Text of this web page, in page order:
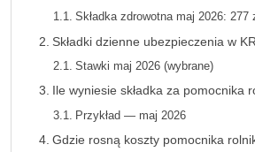
Składka zdrowotna maj 2026: 277
Składki dzienne ubezpieczenia w
Stawki maj 2026 (wybrane)
Ile wyniesie składka za pomocnika
Przykład — maj 2026
Gdzie rosną koszty pomocnika